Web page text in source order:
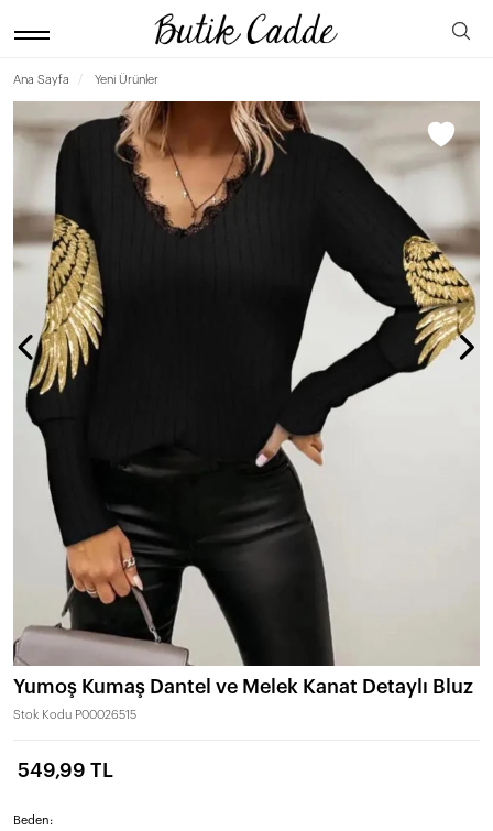
Ana Sayfa Yeni Ürünler
Yumoş Kumaş Dantel ve Melek Kanat Detaylı Bluz
Stok Kodu P00026515
549,99 TL
Beden: